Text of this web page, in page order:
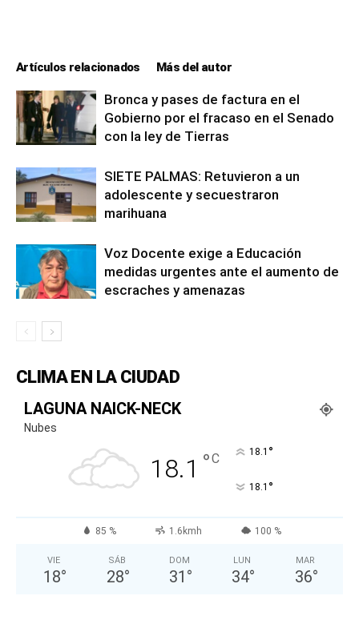
Artículos relacionados Más del autor
Bronca y pases de factura en el
Gobierno por el fracaso en el Senado
con la ley de Tierras
SIETE PALMAS: Retuvieron a un
adolescente y secuestraron
marihuana
Voz Docente exige a Educación
medidas urgentes ante el aumento de
escraches y amenazas
CLIMA EN LA CIUDAD
LAGUNA NAICK-NECK
Nubes
18.1 °C 18.1 °
18.1 °
85 % 1.6kmh 100 %
VIE
18°
SÁB
28°
DOM
31 °
LUN
34°
MAR
36°